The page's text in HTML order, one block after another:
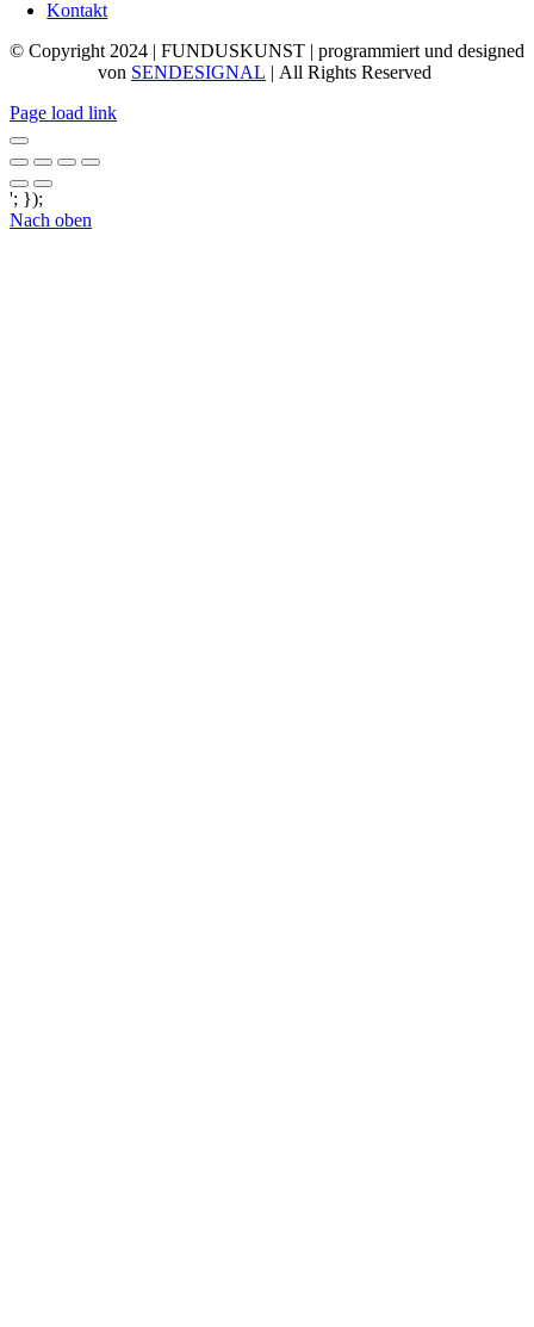
Kontakt
© Copyright 2024 | FUNDUSKUNST | programmiert und designed
von SENDESIGNAL | All Rights Reserved
Page load link
'; });
Nach oben